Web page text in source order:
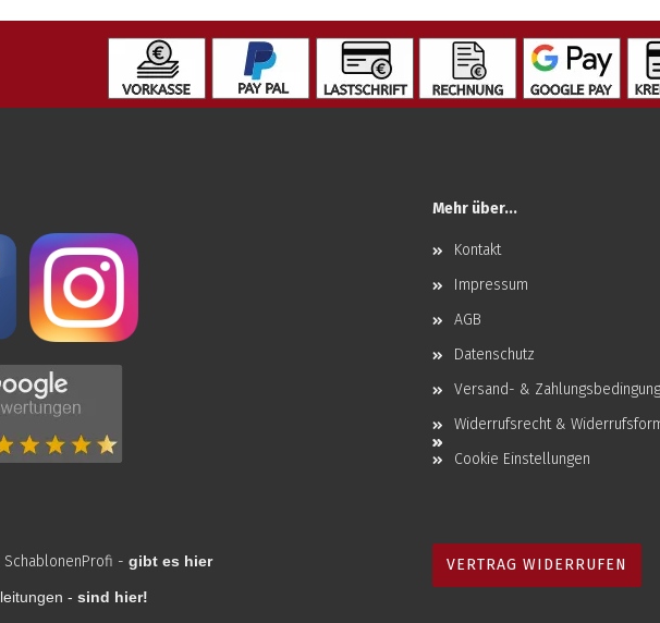
Mehr über...
Kontakt
Impressum
AGB
Datenschutz
Versand- &
Widerrufsrecht &
Cookie Einstellungen
SchablonenProfi - gibt es hier
- sind hier!
VERTRAG WIDERRUFEN